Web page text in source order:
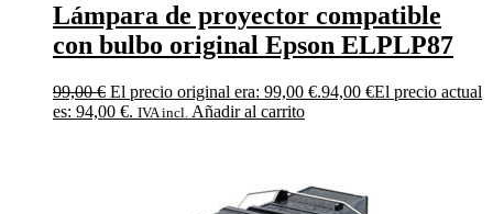
Lámpara de proyector compatible
con bulbo original Epson ELPLP87
99,00€ El precio original era: 99,00 €.94,00 €El precio actual
es: 94,00 €. IVA incl. Añadir al carrito